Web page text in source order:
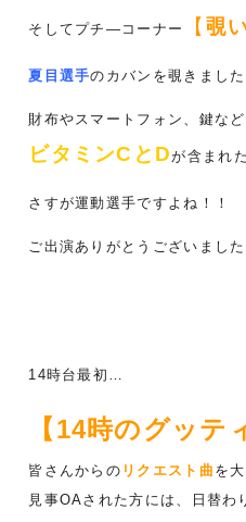
そしてプチ―コーナー 【 覗
夏目選手のカバンを覗きました
財布やスマートフォン、鍵な
ビタミンCとDが含まれ
さすが運動選手ですよね！！
ご出演ありがとうございました
14時台最初…
【14時のグッテ
皆さんからの リクエスト曲 を大
見事OAされた方には、日替わ